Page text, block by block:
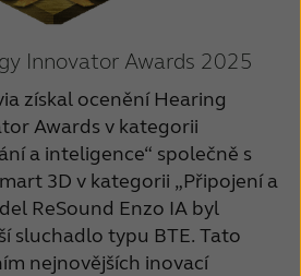
Innovator Awards 2025
získal ocenění Hearing
Awards v kategorii
a inteligence“ společně s
3D v kategorii „Připojení a
ReSound Enzo IA byl
sluchadlo typu BTE. Tato
nejnovějších inovací